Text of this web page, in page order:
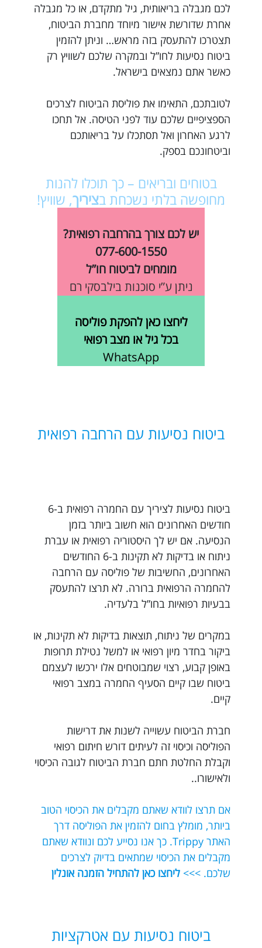
לכם מגבלה בריאותית, גיל מתקדם, או כל מגבלה
אחרת שדורשת אישור מיוחד מחברת הביטוח,
תצטרכו להתעסק בזה מראש… וניתן להזמין
ביטוח נסיעות לחו”ל ובמקרה שלכם לשוויץ רק
כאשר אתם נמצאים בישראל.
לטובתכם, התאימו את פוליסת הביטוח לצרכים
הספציפיים שלכם עוד לפני הטיסה. אל תחכו
לרגע האחרון ואל תסתכלו על בריאותכם
וביטחונכם בספק.
בטוחים ובריאים – כך תוכלו להנות
מחופשה בלתי נשכחת בציריך, שוויץ!
יש לכם צורך בהרחבה רפואית?
077-600-1550
מומחים לביטוח חו”ל
ניתן ע”י סוכנות בילבסקי רם
ליחצו כאן להפקת פוליסה
בכל גיל או מצב רפואי
WhatsApp
ביטוח נסיעות עם הרחבה רפואית
ביטוח נסיעות לציריך עם החמרה רפואית ב-6
חודשים האחרונים הוא חשוב ביותר בזמן
הנסיעה. אם יש לך היסטוריה רפואית או עברת
ניתוח או בדיקות לא תקינות ב-6 החודשים
האחרונים, החשיבות של פוליסה עם הרחבה
להחמרה הרפואית ברורה. לא תרצו להתעסק
בבעיות רפואיות בחו”ל בלעדיה.
במקרים של ניתוח, תוצאות בדיקות לא תקינות, או
ביקור בחדר מיון רפואי או למשל נטילת תרופות
באופן קבוע, רצוי שמבוטחים אלו ירכשו לעצמם
ביטוח שבו קיים הסעיף החמרה במצב רפואי
קיים.
חברת הביטוח עשוייה לשנות את דרישות
הפוליסה וכיסוי זה לעיתים דורש חיתום רפואי
וקבלת החלטת חתם חברת הביטוח לגובה הכיסוי
ולאישורו..
אם תרצו לוודא שאתם מקבלים את הכיסוי הטוב
ביותר, מומלץ בחום להזמין את הפוליסה דרך
האתר Trippy. כך אנו נסייע לכם ונוודא שאתם
מקבלים את הכיסוי שמתאים בדיוק לצרכים
שלכם. >>> ליחצו כאן להתחיל הזמנה אונלין
ביטוח נסיעות עם אטרקציות